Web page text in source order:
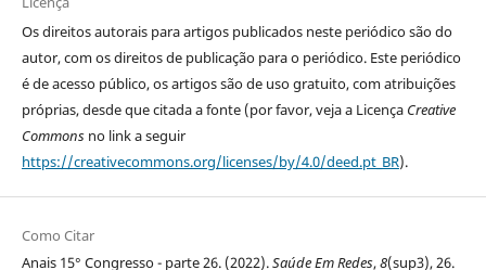
Os direitos autorais para artigos publicados neste periódico são do
autor, com os direitos de publicação para o periódico. Este periódico
é de acesso público, os artigos são de uso gratuito, com atribuições
próprias, desde que citada a fonte (por favor, veja a Licença Creative
Commonsno link a seguir
https://creativecommons.org/licenses/by/4.0/deed.pt_BR).
Como Citar
Anais 15° Congresso - parte 26. (2022).Saúde Em Redes,8(sup3), 26.